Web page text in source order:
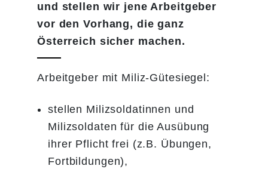
und stellen wir jene Arbeitgeber
vor den Vorhang, die ganz
Österreich sicher machen.
Arbeitgeber mit Miliz-Gütesiegel:
stellen Milizsoldatinnen und
Milizsoldaten für die Ausübung
ihrer Pflicht frei (z.B. Übungen,
Fortbildungen),